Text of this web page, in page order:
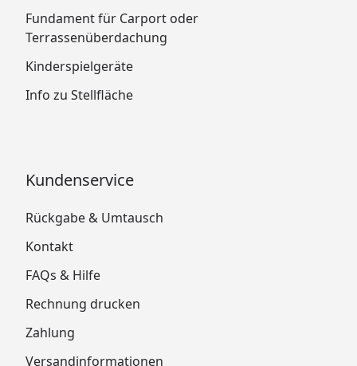
Fundament für Carport oder
Terrassenüberdachung
Kinderspielgeräte
Info zu Stellfläche
Kundenservice
Rückgabe & Umtausch
Kontakt
FAQs & Hilfe
Rechnung drucken
Zahlung
Versandinformationen